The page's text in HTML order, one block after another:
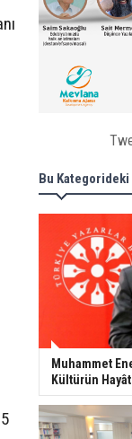
Bu
Muhammet
Kültürün